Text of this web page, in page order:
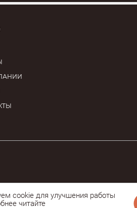
cookie для улучшения работы
читайте